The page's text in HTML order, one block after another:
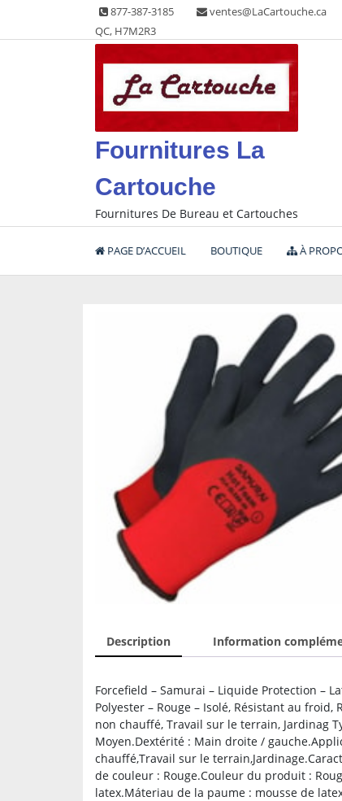
content
877-387-3185 ventes@LaCartouche.ca
QC, H7M2R3
Fournitures La
Cartouche
Fournitures De Bureau et Cartouches
PAGE D’ACCUEIL BOUTIQUE À
Description Information
Forcefield – Samurai – Liquide Protection –
Polyester – Rouge – Isolé, Résistant au
non chauffé, Travail sur le terrain, Jardinag
Moyen.Dextérité : Main droite /
chauffé,Travail sur le
de couleur : Rouge.Couleur du produit :
latex.Máteriau de la paume : mousse de